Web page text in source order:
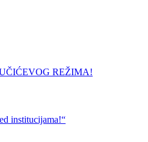
REŽIMA!
institucijama!“